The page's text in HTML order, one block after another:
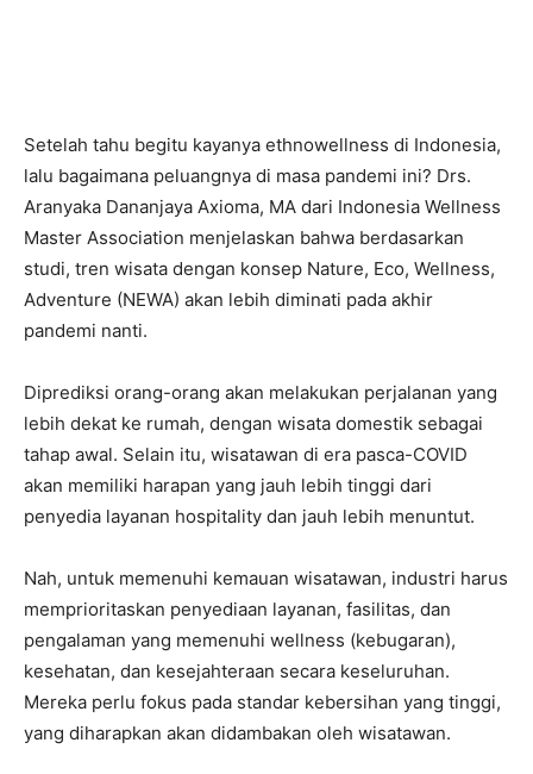
Setelah tahu begitu kayanya ethnowellness di Indonesia,
lalu bagaimana peluangnya di masa pandemi ini? Drs.
Aranyaka Dananjaya Axioma, MA dari Indonesia Wellness
Master Association menjelaskan bahwa berdasarkan
studi, tren wisata dengan konsep Nature, Eco, Wellness,
Adventure (NEWA) akan lebih diminati pada akhir
pandemi nanti.
Diprediksi orang-orang akan melakukan perjalanan yang
lebih dekat ke rumah, dengan wisata domestik sebagai
tahap awal. Selain itu, wisatawan di era pasca-COVID
akan memiliki harapan yang jauh lebih tinggi dari
penyedia layanan hospitality dan jauh lebih menuntut.
Nah, untuk memenuhi kemauan wisatawan, industri harus
memprioritaskan penyediaan layanan, fasilitas, dan
pengalaman yang memenuhi wellness (kebugaran),
kesehatan, dan kesejahteraan secara keseluruhan.
Mereka perlu fokus pada standar kebersihan yang tinggi,
yang diharapkan akan didambakan oleh wisatawan.